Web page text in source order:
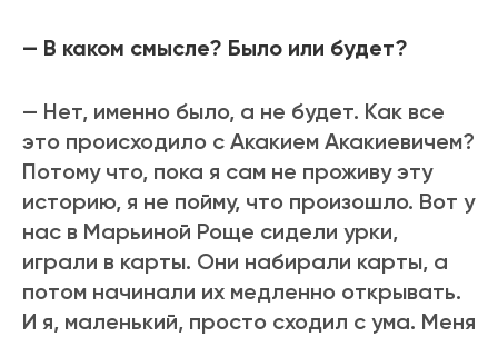
— В каком смысле? Было или будет?
— Нет, именно было, а не будет. Как все
это происходило с Акакием Акакиевичем?
Потому что, пока я сам не проживу эту
историю, я не пойму, что произошло. Вот у
нас в Марьиной Роще сидели урки,
играли в карты. Они набирали карты, а
потом начинали их медленно открывать.
И я, маленький, просто сходил с ума. Меня